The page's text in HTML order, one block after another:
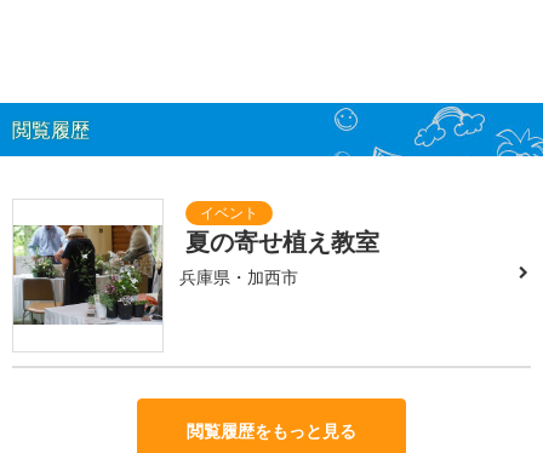
閲覧履歴
夏の寄せ植え教室
兵庫県・加西市
閲覧履歴をもっと見る